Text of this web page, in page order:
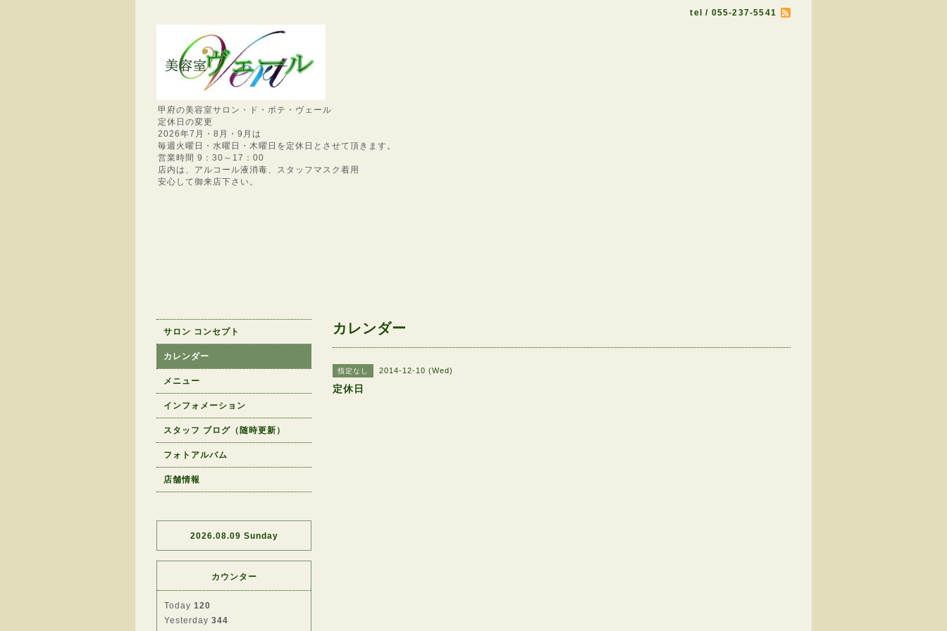
tel / 055-237-5541
甲府の美容室サロン・ド・ボテ・ヴェール
定休日の変更
2026年7月・8月・9月は
毎週火曜日・水曜日・木曜日を定休日とさせて頂きます。
営業時間 9：30～17：00
店内は、アルコール液消毒、スタッフマスク着用
安心して御来店下さい。
カレンダー
指定なし 2014-12-10 (Wed)
定休日
サロン コンセプト
カレンダー
メニュー
インフォメーション
スタッフ ブログ（随時更新）
フォトアルバム
店舗情報
2026.08.09 Sunday
カウンター
Today 120
Yesterday 344